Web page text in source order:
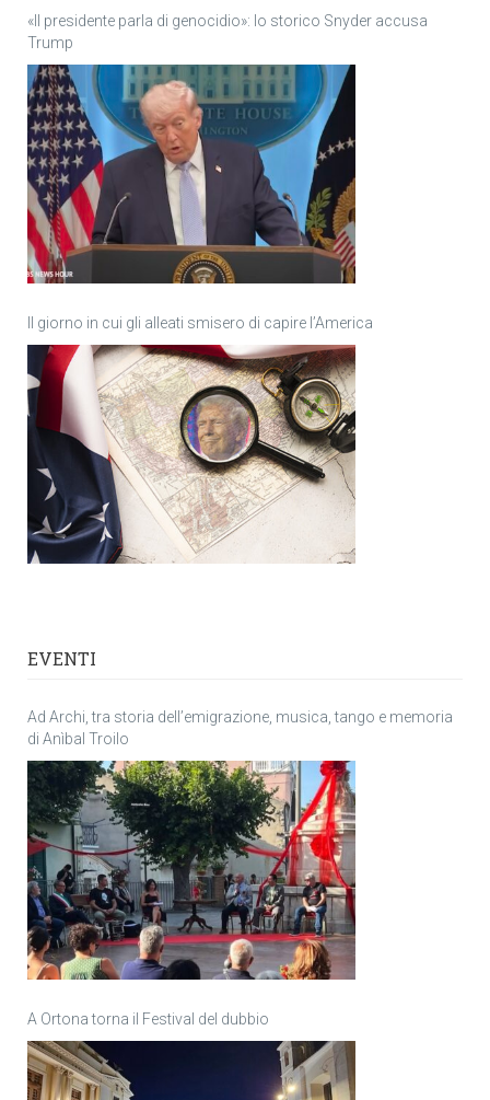
«Il presidente parla di genocidio»: lo storico Snyder accusa
Trump
Il giorno in cui gli alleati smisero di capire l’America
EVENTI
Ad Archi, tra storia dell’emigrazione, musica, tango e memoria
di Anìbal Troilo
A Ortona torna il Festival del dubbio